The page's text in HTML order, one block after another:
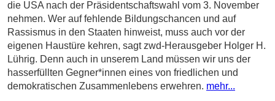
die USA nach der Präsidentschaftswahl vom 3. November
nehmen. Wer auf fehlende Bildungschancen und auf
Rassismus in den Staaten hinweist, muss auch vor der
eigenen Haustüre kehren, sagt zwd-Herausgeber Holger H.
Lührig. Denn auch in unserem Land müssen wir uns der
hasserfüllten Gegner*innen eines von friedlichen und
demokratischen Zusammenlebens erwehren. mehr...